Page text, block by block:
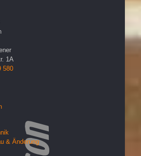
1A
580
& Änderung